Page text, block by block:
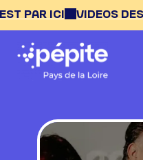
ICI VIDEOS DES 45